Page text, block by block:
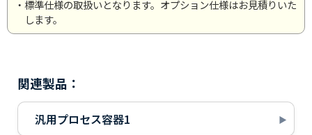
・標準仕様の取扱いとなります。オプション仕様はお見積りいた
します。
関連製品：
汎用プロセス容器1